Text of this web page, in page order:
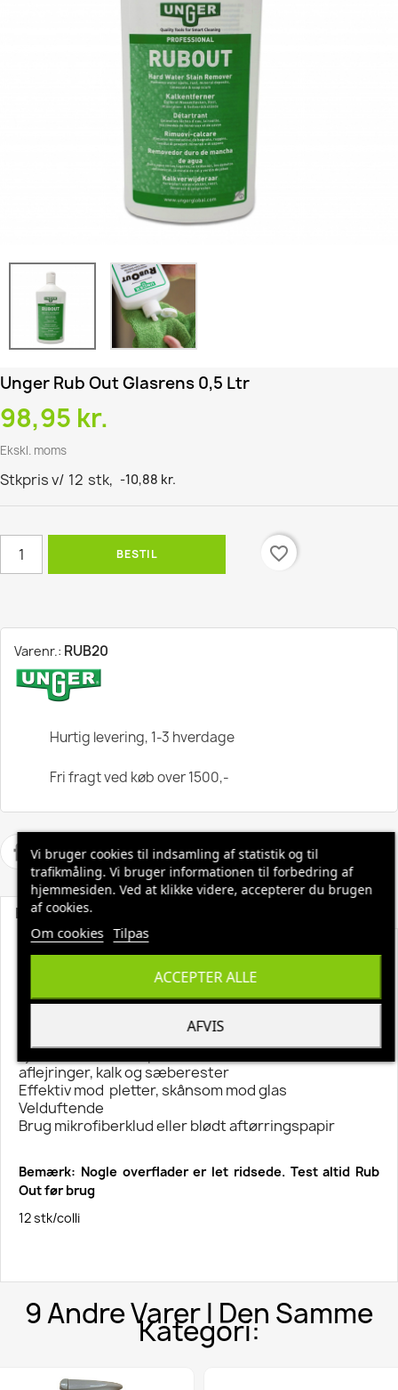
Unger Rub Out Glasrens 0,5 Ltr
98,95 kr.
Ekskl. moms
Stkpris v/ 12 stk, -10,88 kr.
BESTIL favorite_border
Varenr.: RUB20
Hurtig levering, 1-3 hverdage
Fri fragt ved køb over 1500,-
Beskrivelse
Unger Rub Out Glasrens 0,5 ltr
Unger Professionel glasrenser. Kompakt flaske med
let dispenserhætte.
Unger RubOut er en effektiv tyktflydende glasrens
Fjerner hårde vandpletter, rust, mineralske
aflejringer, kalk og sæberester
Effektiv mod pletter, skånsom mod glas
Velduftende
Brug mikrofiberklud eller blødt aftørringspapir
Bemærk: Nogle overflader er let ridsede. Test altid Rub
Out før brug
12 stk/colli
9 Andre Varer I Den Samme
Kategori:
Vi bruger cookies til indsamling af statistik og til
trafikmåling. Vi bruger informationen til forbedring af
hjemmesiden. Ved at klikke videre, accepterer du brugen
af cookies.
Om cookies Tilpas
AFVIS
ACCEPTER ALLE